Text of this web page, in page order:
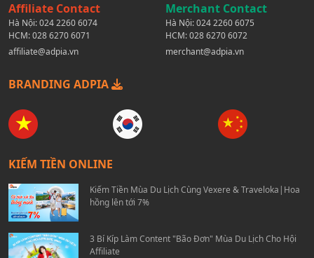
Affiliate Contact
Hà Nội:024 2260 6074
HCM:028 6270 6071
affiliate@adpia.vn
Merchant Contact
Hà Nội:024 2260 6075
HCM:028 6270 6072
merchant@adpia.vn
BRANDING ADPIA
KIẾM TIỀN ONLINE
Kiếm Tiền Mùa Du Lịch Cùng Vexere & Traveloka|Hoa
hồng lên tới 7%
3 Bí Kíp Làm Content "Bão Đơn" Mùa Du Lịch Cho Hội
Affiliate